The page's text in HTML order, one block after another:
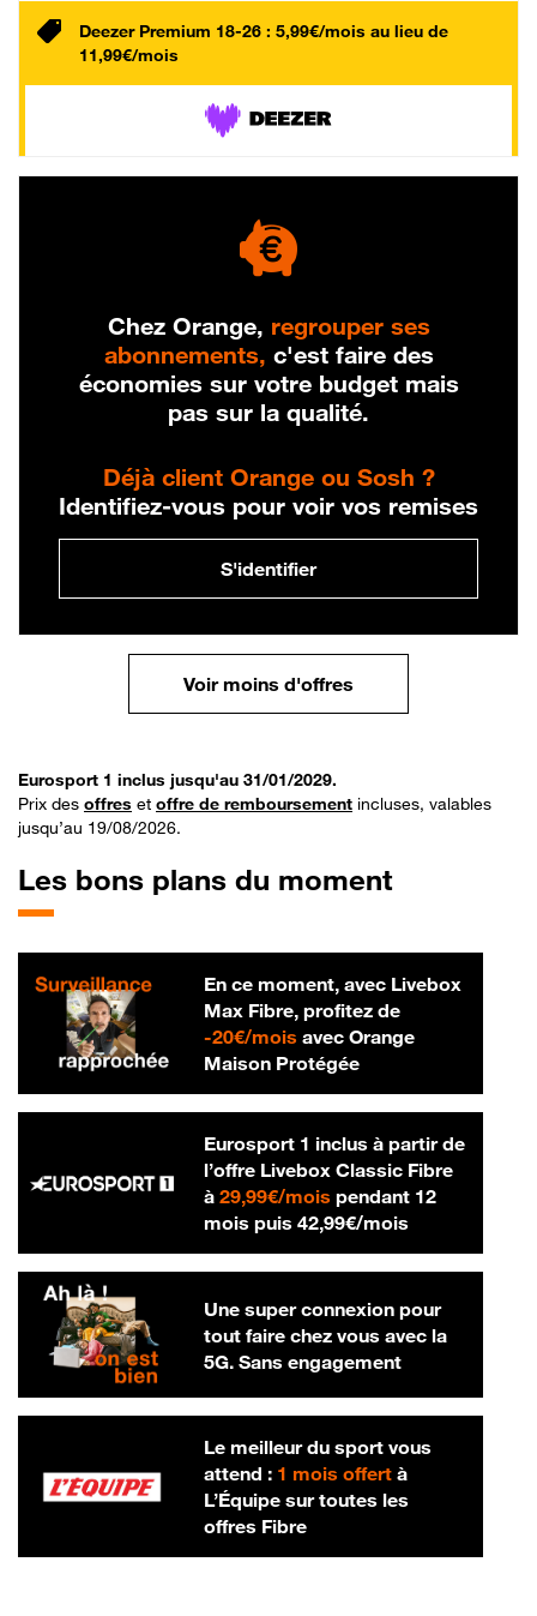
Deezer Premium 18-26 : 5,99€/mois au lieu de
11,99€/mois
Chez Orange, regrouper ses
abonnements, c'est faire des
économies sur votre budget mais
pas sur la qualité.
Déjà client Orange ou Sosh ?
Identifiez-vous pour voir vos remises
S'identifier
Voir moins d'offres
Eurosport 1 inclus jusqu'au 31/01/2029.
Prix des offres et offre de remboursement incluses, valables
jusqu’au 19/08/2026.
Les bons plans du moment
En ce moment, avec Livebox
Max Fibre, profitez de
-20€/mois20 € par mois
avec Orange
Maison Protégée
Eurosport 1 inclus à partir de
l’offre Livebox Classic Fibre
à 29,99€/mois29,99 € par mois
pendant 12
mois puis 42,99€/mois42,99 € par
Une super connexion pour
tout faire chez vous avec la
5G. Sans engagement
Le meilleur du sport vous
attend : 1 mois offertà
L’Équipe sur toutes les
offres Fibre